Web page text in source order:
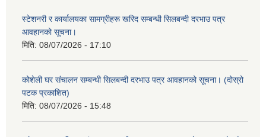
स्टेशनरी र कार्यालयका सामग्रीहरू खरिद सम्बन्धी सिलबन्दी दरभाउ पत्र
आवहानको सूचना।
मिति: 08/07/2026 - 17:10
कोशेली घर संचालन सम्बन्धी सिलबन्दी दरभाउ पत्र आवहानको सूचना। (दोस्रो
पटक प्रकाशित)
मिति: 08/07/2026 - 15:48